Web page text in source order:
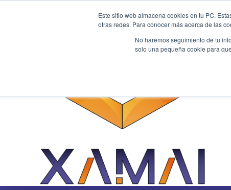
Este sitio web almacena cookies en tu PC.
otras redes. Para conocer más acerca de las
No haremos seguimiento de tu
solo una pequeña cookie para
¿Quién inventó la IA?
de la inteligencia
las personas detrás de
creación